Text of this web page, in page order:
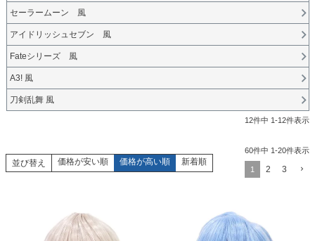
セーラームーン 風
アイドリッシュセブン 風
Fateシリーズ 風
A3! 風
刀剣乱舞 風
12件中 1 -12件表示
並び替え 価格が安い順 価格が高い順 新着順
60件中 1 -20件表示
1 2 3